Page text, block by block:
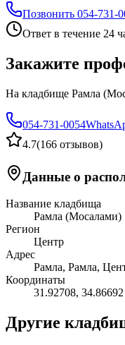
Позвонить 054-731-
Ответ в течение 24
Закажите
На кладбище Рамла
054-731-0054
4.7(166 отзывов)
Данные о
Название кладбища
Рамла (Мосалами)
Регион
Центр
Адрес
Рамла, Рамла,
Координаты
31.92708, 34.86692
Другие